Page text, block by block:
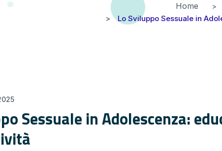
Home
Lo Sviluppo Sessuale in
Sessuale in Adolescenza: